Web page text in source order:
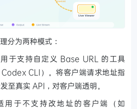
分为两种模式：
用于支持自定义 Base URL 的工具
CLI）。将客户端请求地址指
至真实 API，对客户端透明。
用于不支持改地址的客户端（如